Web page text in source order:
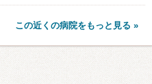
この近くの病院をもっと見る »